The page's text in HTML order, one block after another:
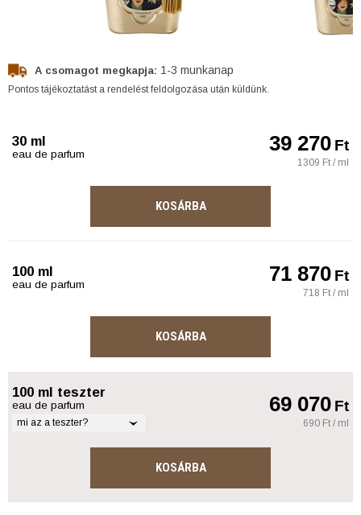
A csomagot megkapja: 1-3 munkanap
Pontos tájékoztatást a rendelést feldolgozása után küldünk.
30 ml
eau de parfum 39 270Ft
1309 Ft / ml
KOSÁRBA
100 ml
eau de parfum 71 870Ft
718 Ft / ml
KOSÁRBA
100 ml teszter
eau de parfum
mi az a teszter?
69 070Ft
690 Ft / ml
KOSÁRBA